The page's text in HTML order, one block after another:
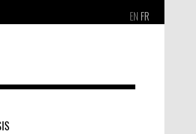
EN FR